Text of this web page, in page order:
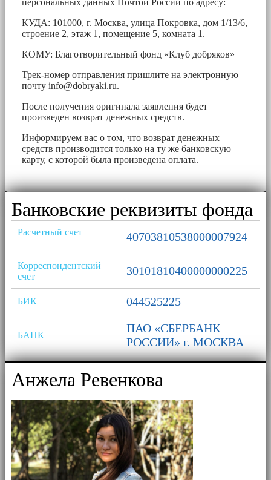
персональных данных Почтой России по адресу:
КУДА: 101000, г. Москва, улица Покровка, дом 1/13/6,
строение 2, этаж 1, помещение 5, комната 1.
КОМУ: Благотворительный фонд «Клуб добряков»
Трек-номер отправления пришлите на электронную
почту info@dobryaki.ru.
После получения оригинала заявления будет
произведен возврат денежных средств.
Информируем вас о том, что возврат денежных
средств производится только на ту же банковскую
карту, с которой была произведена оплата.
Банковские реквизиты фонда
Расчетный счет 40703810538000007924
Корреспондентский
счет
30101810400000000225
БИК 044525225
БАНК
ПАО «СБЕРБАНК
РОССИИ» г. МОСКВА
Анжела Ревенкова